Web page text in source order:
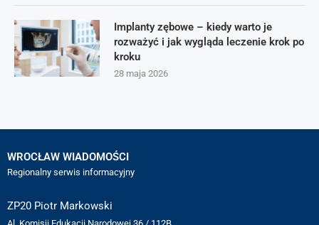
Implanty zębowe – kiedy warto je
rozważyć i jak wygląda leczenie krok po
kroku
28 maja 2026
WROCŁAW WIADOMOŚCI
Regionalny serwis informacyjny
ZP20 Piotr Markowski